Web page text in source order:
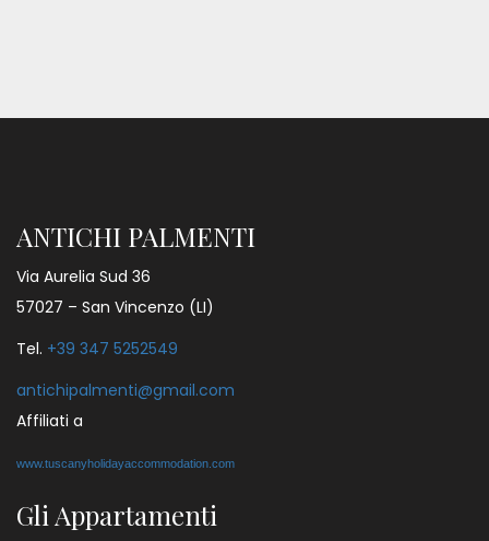
ANTICHI PALMENTI
Via Aurelia Sud 36
57027 – San Vincenzo (LI)
Tel. +39 347 5252549
antichipalmenti@gmail.com
Affiliati a
www.tuscanyholidayaccommodation.com
Gli Appartamenti